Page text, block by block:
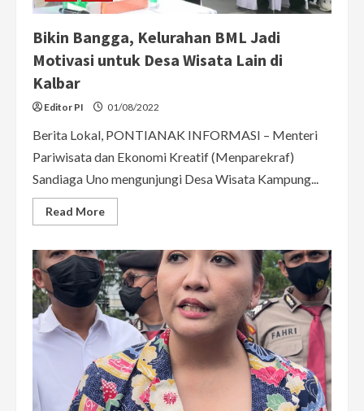
Bikin Bangga, Kelurahan BML Jadi
Motivasi untuk Desa Wisata Lain di
Kalbar
Editor PI 01/08/2022
Berita Lokal, PONTIANAK INFORMASI – Menteri
Pariwisata dan Ekonomi Kreatif (Menparekraf)
Sandiaga Uno mengunjungi Desa Wisata Kampung...
Read MoreRead
more
Bangga,
Kelurahan
BML
Jadi
Motivasi
untuk
Desa
Wisata
Lain
di
Kalbar